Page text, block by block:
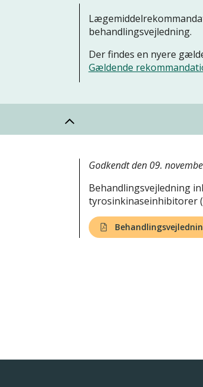
behandlingsvejledning.
Der findes en nyere
Gældende
Godkendt den 09.
Behandlingsvejledning
tyrosinkinaseinhibitorer